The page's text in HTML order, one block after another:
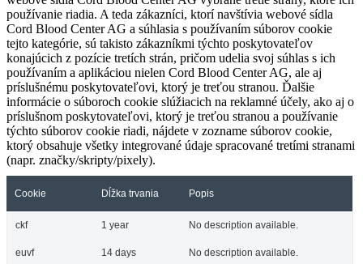
používanie riadia. A teda zákazníci, ktorí navštívia webové sídla
Cord Blood Center AG a súhlasia s používaním súborov cookie
tejto kategórie, sú takisto zákazníkmi týchto poskytovateľov
konajúcich z pozície tretích strán, pričom udelia svoj súhlas s ich
používaním a aplikáciou nielen Cord Blood Center AG, ale aj
príslušnému poskytovateľovi, ktorý je treťou stranou. Ďalšie
informácie o súboroch cookie slúžiacich na reklamné účely, ako aj o
príslušnom poskytovateľovi, ktorý je treťou stranou a používanie
týchto súborov cookie riadi, nájdete v zozname súborov cookie,
ktorý obsahuje všetky integrované údaje spracované tretími stranami
(napr. značky/skripty/pixely).
Cookie Dĺžka trvania Popis
ckf 1 year No description available.
euvf 14 days No description available.